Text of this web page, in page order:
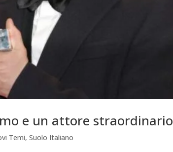
e un attore straordinario
Temi,Suolo Italiano